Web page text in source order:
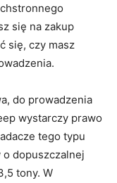
się na‍ zakup
się, czy⁢ masz
do prowadzenia
wystarczy prawo
tego typu‍
o dopuszczalnej
tony. ‌W